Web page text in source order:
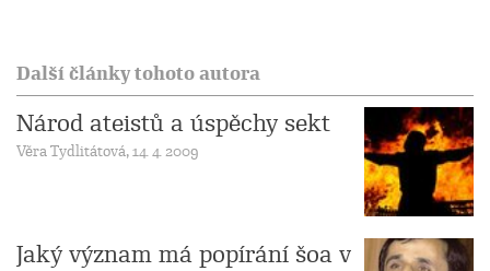
Další články tohoto autora
Národ ateistů a úspěchy sekt
Věra Tydlitátová, 14. 4. 2009
Jaký význam má popírání šoa v